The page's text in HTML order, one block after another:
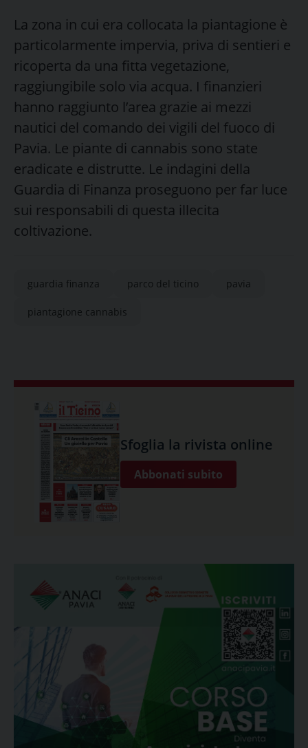
La zona in cui era collocata la piantagione è
particolarmente impervia, priva di sentieri e
ricoperta da una fitta vegetazione,
raggiungibile solo via acqua. I finanzieri
hanno raggiunto l’area grazie ai mezzi
nautici del comando dei vigili del fuoco di
Pavia. Le piante di cannabis sono state
eradicate e distrutte. Le indagini della
Guardia di Finanza proseguono per far luce
sui responsabili di questa illecita
coltivazione.
guardia finanza parco del ticino pavia
piantagione cannabis
Sfoglia la rivista online
Abbonati subito